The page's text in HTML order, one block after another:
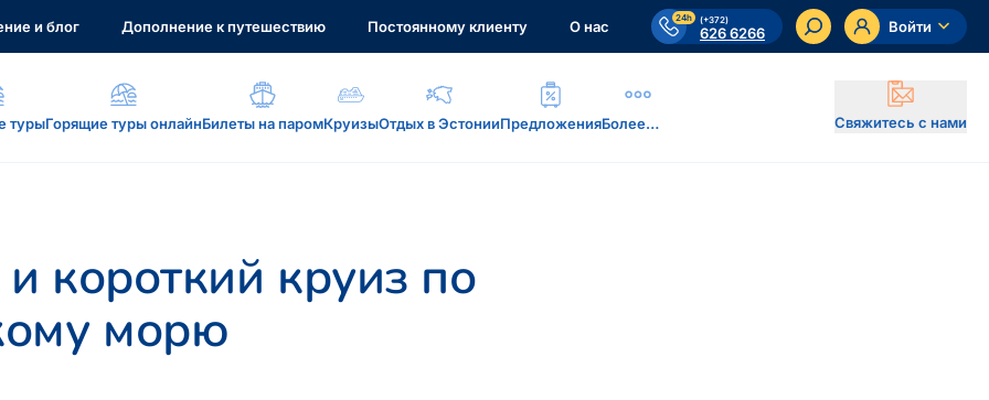
и блог Дополнение к путешествию Постоянному клиенту О нас 24h (+372)
626 6266 Войти
турыГорящие туры онлайнБилеты на паромКруизыОтдых в ЭстонииПредложенияБолее… Свяжитесь с нами
reisikaubad.ee, Airalo eSim...
короткий круиз по
морю